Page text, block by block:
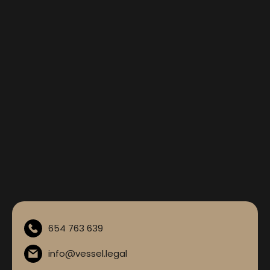
654 763 639
info@vessel.legal